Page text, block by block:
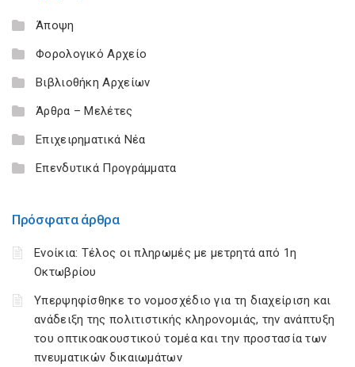
Άποψη
Φορολογικό Αρχείο
Βιβλιοθήκη Αρχείων
Άρθρα – Μελέτες
Επιχειρηματικά Νέα
Επενδυτικά Προγράμματα
Πρόσφατα άρθρα
Ενοίκια: Τέλος οι πληρωμές με μετρητά από 1η
Οκτωβρίου
Υπερψηφίσθηκε το νομοσχέδιο για τη διαχείριση και
ανάδειξη της πολιτιστικής κληρονομιάς, την ανάπτυξη
του οπτικοακουστικού τομέα και την προστασία των
πνευματικών δικαιωμάτων